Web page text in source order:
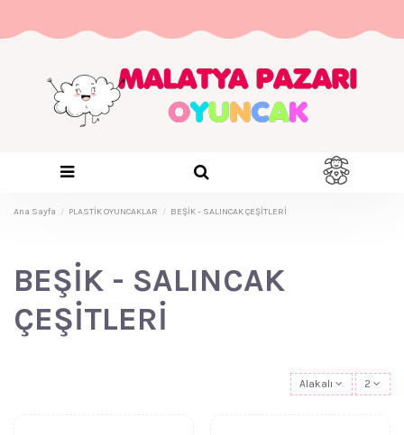
Ana Sayfa PLASTİK OYUNCAKLAR BEŞİK - SALINCAK ÇEŞİTLERİ
BEŞİK - SALINCAK
ÇEŞİTLERİ
Alakalı 2